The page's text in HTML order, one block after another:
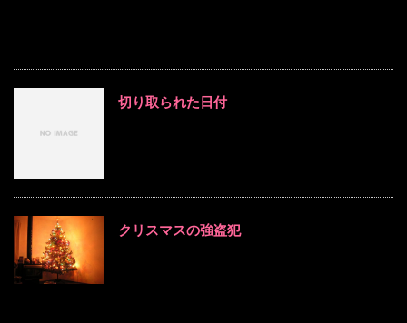
切り取られた日付
クリスマスの強盗犯